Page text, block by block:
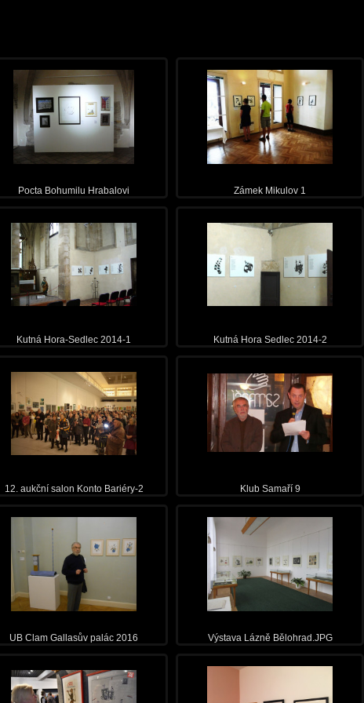
Pocta Bohumilu Hrabalovi Zámek Mikulov 1
Kutná Hora-Sedlec 2014-1 Kutná Hora Sedlec 2014-2
12. aukční salon Konto Bariéry-2 Klub Samaří 9
UB Clam Gallasův palác 2016 Výstava Lázně Bělohrad.JPG